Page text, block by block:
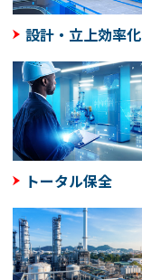
設計・立上効率化
トータル保全